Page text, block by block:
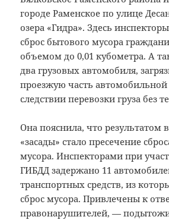
городе Раменское по улице
озера «Гидра». Здесь
сброс бытового мусора
объемом до 0,01 кубометра. А
два грузовых автомобиля,
проезжую часть автомобильной
следствии перевозки груза без
Она пояснила, что результатом
«засады» стало пресечение
мусора. Инспекторами при
ГИБДД задержано 11
транспортных средств, из
сброс мусора. Привлечены к
правонарушителей, —